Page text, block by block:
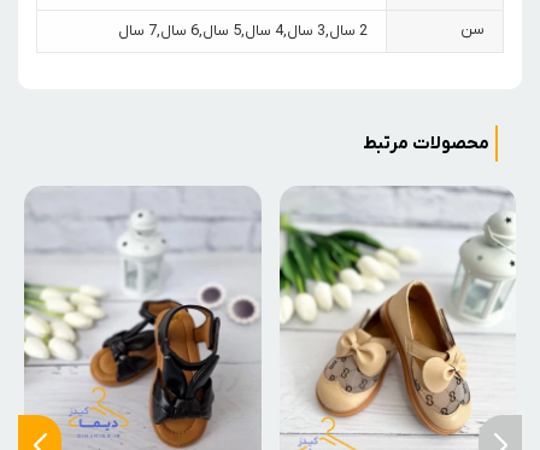
سن 2 سال ,3 سال ,4 سال ,5 سال ,6 سال ,7 سال
محصولات مرتبط